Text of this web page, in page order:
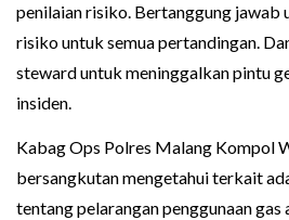
penilaian risiko. Bertanggung jawab
risiko untuk semua pertandingan.
steward untuk meninggalkan pintu
insiden.
Kabag Ops Polres Malang Kompol
bersangkutan mengetahui terkait
tentang pelarangan penggunaan